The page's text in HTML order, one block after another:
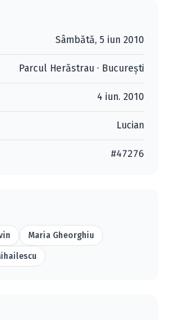
Sâmbătă, 5 iun 2010
Parcul Herăstrau · Bucureşti
4 iun. 2010
Lucian
#47276
Maria Gheorghiu